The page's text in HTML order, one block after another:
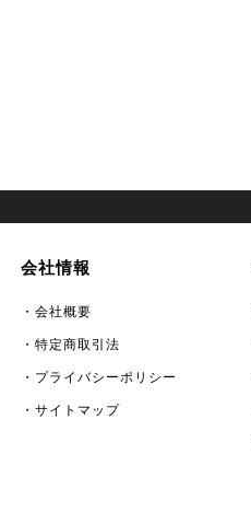
会社情報
・会社概要
・特定商取引法
・プライバシーポリシー
・サイトマップ